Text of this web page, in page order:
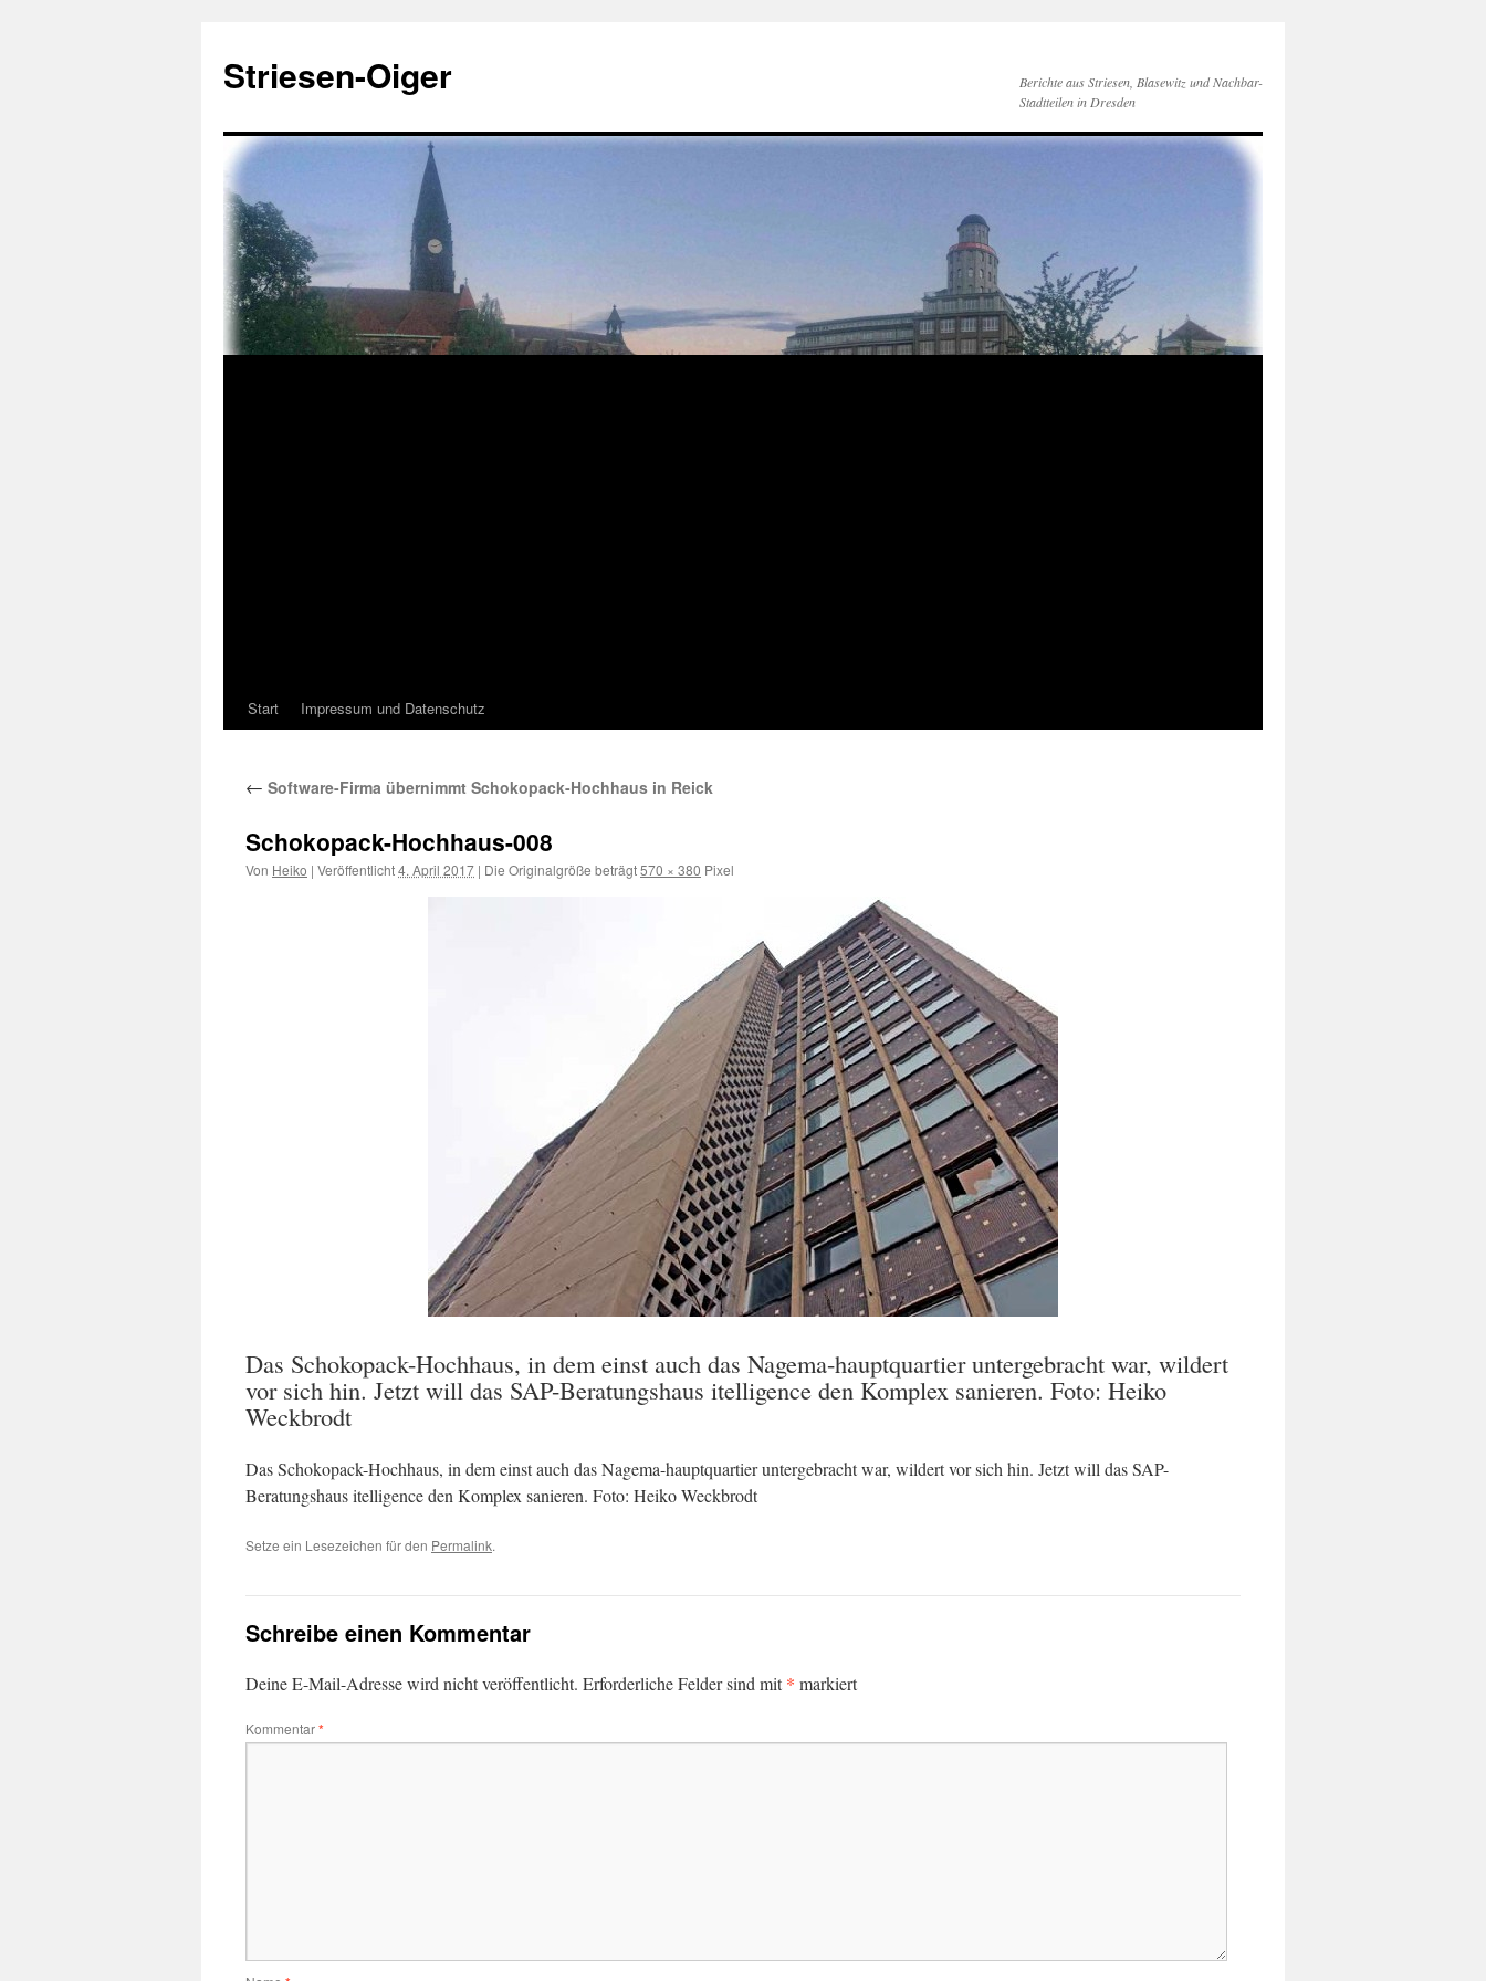
springen
Striesen-Oiger
Berichte aus Striesen, Blasewitz und Nachbar-
Stadtteilen in Dresden
Start Impressum und Datenschutz
← Software-Firma übernimmt Schokopack-Hochhaus in Reick
Schokopack-Hochhaus-008
Von Heiko | Veröffentlicht4. April 2017 | Die Originalgröße beträgt570 × 380 Pixel
Das Schokopack-Hochhaus, in dem einst auch das Nagema-hauptquartier untergebracht war, wildert
vor sich hin. Jetzt will das SAP-Beratungshaus itelligence den Komplex sanieren. Foto: Heiko
Weckbrodt
Das Schokopack-Hochhaus, in dem einst auch das Nagema-hauptquartier untergebracht war, wildert vor sich hin. Jetzt will das SAP-
Beratungshaus itelligence den Komplex sanieren. Foto: Heiko Weckbrodt
Setze ein Lesezeichen für den Permalink.
Schreibe einen Kommentar
Deine E-Mail-Adresse wird nicht veröffentlicht. Erforderliche Felder sind mit* markiert
Kommentar*